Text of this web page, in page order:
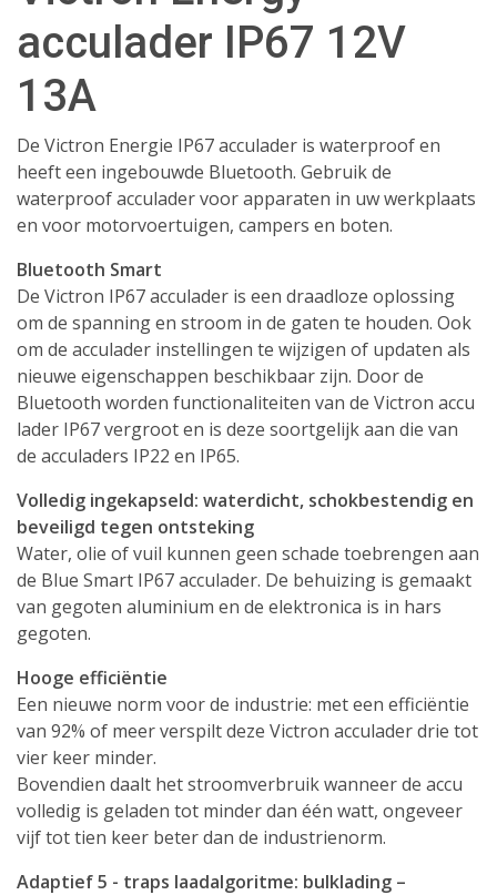
acculader IP67 12V
13A
De Victron Energie IP67 acculader is waterproof en
heeft een ingebouwde Bluetooth. Gebruik de
waterproof acculader voor apparaten in uw werkplaats
en voor motorvoertuigen, campers en boten.
Bluetooth Smart
De Victron IP67 acculader is een draadloze oplossing
om de spanning en stroom in de gaten te houden. Ook
om de acculader instellingen te wijzigen of updaten als
nieuwe eigenschappen beschikbaar zijn. Door de
Bluetooth worden functionaliteiten van de Victron accu
lader IP67 vergroot en is deze soortgelijk aan die van
de acculaders IP22 en IP65.
Volledig ingekapseld: waterdicht, schokbestendig en
beveiligd tegen ontsteking
Water, olie of vuil kunnen geen schade toebrengen aan
de Blue Smart IP67 acculader. De behuizing is gemaakt
van gegoten aluminium en de elektronica is in hars
gegoten.
Hooge efficiëntie
Een nieuwe norm voor de industrie: met een efficiëntie
van 92% of meer verspilt deze Victron acculader drie tot
vier keer minder.
Bovendien daalt het stroomverbruik wanneer de accu
volledig is geladen tot minder dan één watt, ongeveer
vijf tot tien keer beter dan de industrienorm.
Adaptief 5 - traps laadalgoritme: bulklading –